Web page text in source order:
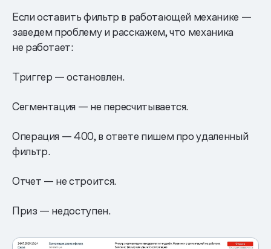
Если оставить фильтр в работающей механике —
заведем проблему и расскажем, что механика
не работает:
Триггер — остановлен.
Сегментация — не пересчитывается.
Операция — 400, в ответе пишем про удаленный
фильтр.
Отчет — не строится.
Приз — недоступен.